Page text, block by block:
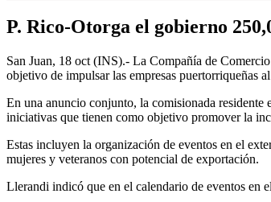
P. Rico-Otorga el gobierno
San Juan, 18 oct (INS).- La Compañía de
objetivo de impulsar las empresas puertorriqueñas
En una anuncio conjunto, la comisionada
iniciativas que tienen como objetivo promover la
Estas incluyen la organización de eventos en el
mujeres y veteranos con potencial de exportación.
Llerandi indicó que en el calendario de eventos